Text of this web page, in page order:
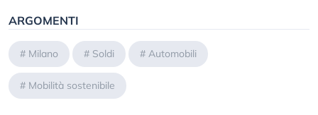
ARGOMENTI
# Milano # Soldi # Automobili
# Mobilità sostenibile